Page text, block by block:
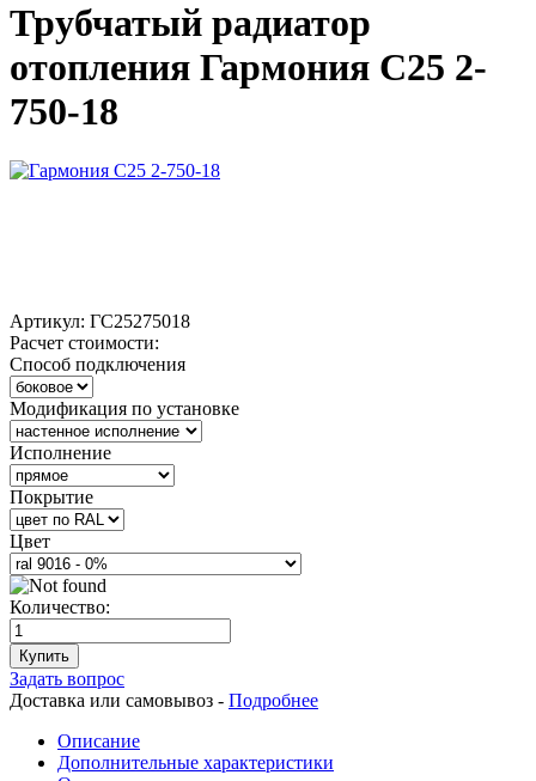
Трубчатый радиатор
отопления Гармония С25 2-
750-18
Артикул: ГС25275018
Расчет стоимости:
Способ подключения
Модификация по установке
Исполнение
Покрытие
Цвет
Количество:
Купить
Задать вопрос
Доставка или самовывоз - Подробнее
Описание
Дополнительные характеристики